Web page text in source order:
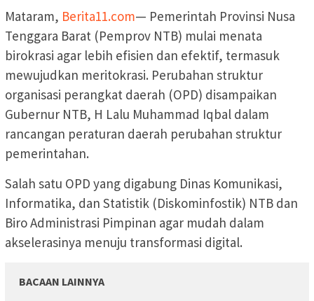
Mataram, Berita11.com— Pemerintah Provinsi Nusa
Tenggara Barat (Pemprov NTB) mulai menata
birokrasi agar lebih efisien dan efektif, termasuk
mewujudkan meritokrasi. Perubahan struktur
organisasi perangkat daerah (OPD) disampaikan
Gubernur NTB, H Lalu Muhammad Iqbal dalam
rancangan peraturan daerah perubahan struktur
pemerintahan.
Salah satu OPD yang digabung Dinas Komunikasi,
Informatika, dan Statistik (Diskominfostik) NTB dan
Biro Administrasi Pimpinan agar mudah dalam
akselerasinya menuju transformasi digital.
BACAAN LAINNYA